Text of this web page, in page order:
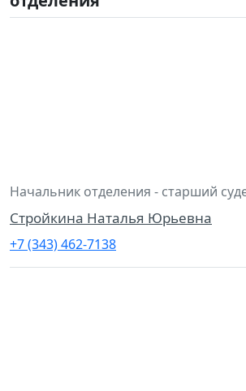
Начальник отделения - старший
Стройкина Наталья Юрьевна
+7 (343) 462-7138